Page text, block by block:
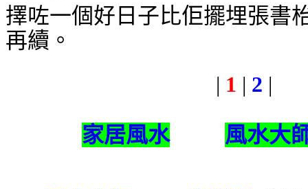
擇咗一個好日子比佢擺埋張書
再續。
| 1 | 2 |
家居風水 風水大